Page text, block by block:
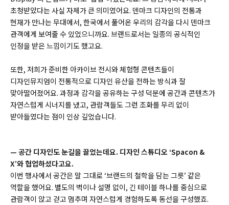
초청받았다는 사실 자체가 큰 의미였어요. 덴마크 디자인의 전통과
현재가 만나는 무대에서, 한국에서 풀어온 우리의 감각을 다시 덴마크
관객에게 보여줄 수 있었으니까요. 브랜드로서는 일종의 공식적인
인정을 받은 느낌이기도 했고요.
또한, 저희가 준비한 아카이브 전시와 체험형 콘텐츠들이
디자인뮤지엄이 전통적으로 디자인 유산을 전하는 방식과 잘
맞아떨어졌어요. 과정과 감각을 공유하는 구성 덕분에 공간과 콘텐츠가
자연스럽게 시너지를 냈고, 관람객들도 그런 조화를 무리 없이
받아들였다는 점이 인상 깊었습니다.
— 공간 디자인도 눈길을 끌었는데요. 디자인 스튜디오 ‘Spacon &
X’와 협업하셨다고요.
이번 행사에서 공간은 말 그대로 ‘브랜드의 철학을 담는 그릇’ 같은
역할을 했어요. 별도의 벽이나 설명 없이, 긴 테이블 하나를 중심으로
관람객이 앉고 걷고 멈추며 자연스럽게 경험하도록 동선을 구성했죠.